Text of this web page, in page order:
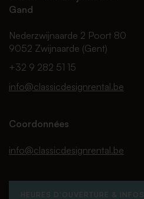
Gand
Nederzwijnaarde 2 Poort 80
9052 Zwijnaarde (Gent)
+32 9 282 51 15
info@classicdesignrental.be
Coordonnées
info@classicdesignrental.be
HEURES D'OUVERTURE & INFOS